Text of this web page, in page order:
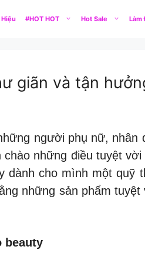
#HOT HOT Hot Sale Làm
giãn và tận
người phụ nữ, nhân
những điều tuyệt
dành cho mình một
những sản phẩm
beauty